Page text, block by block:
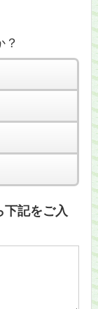
下記をご入